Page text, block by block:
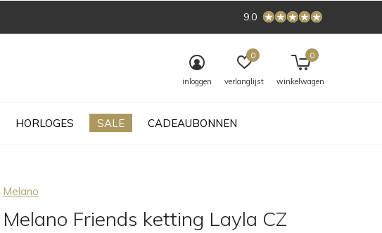
HORLOGES SALE CADEAUBONNEN
inloggen verlanglijst
0
winkelwagen
0
9.0
Melano
Melano Friends ketting Layla CZ